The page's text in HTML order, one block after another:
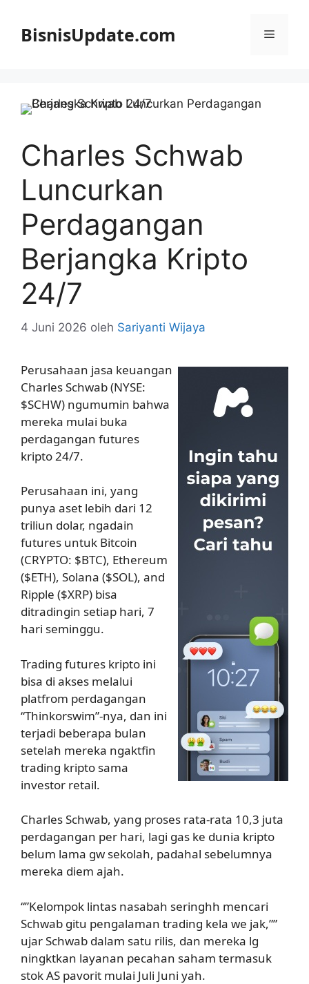
BisnisUpdate.com Menu
Charles Schwab
Luncurkan
Perdagangan
Berjangka Kripto
24/7
4 Juni 2026 oleh Sariyanti Wijaya
Perusahaan jasa keuangan
Charles Schwab (NYSE:
$SCHW) ngumumin bahwa
mereka mulai buka
perdagangan futures
kripto 24/7.
Perusahaan ini, yang
punya aset lebih dari 12
triliun dolar, ngadain
futures untuk Bitcoin
(CRYPTO: $BTC), Ethereum
($ETH), Solana ($SOL), and
Ripple ($XRP) bisa
ditradingin setiap hari, 7
hari seminggu.
Trading futures kripto ini
bisa di akses melalui
platfrom perdagangan
“Thinkorswim”-nya, dan ini
terjadi beberapa bulan
setelah mereka ngaktfin
trading kripto sama
investor retail.
Charles Schwab, yang proses rata-rata 10,3 juta
perdagangan per hari, lagi gas ke dunia kripto
belum lama gw sekolah, padahal sebelumnya
mereka diem ajah.
“”Kelompok lintas nasabah seringhh mencari
Schwab gitu pengalaman trading kela we jak,””
ujar Schwab dalam satu rilis, dan mereka lg
ningktkan layanan pecahan saham termasuk
stok AS pavorit mulai Juli Juni yah.